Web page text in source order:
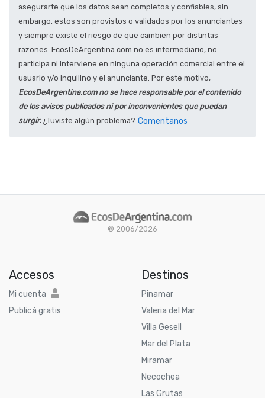
asegurarte que los datos sean completos y confiables, sin
embargo, estos son provistos o validados por los anunciantes
y siempre existe el riesgo de que cambien por distintas
razones. EcosDeArgentina.com no es intermediario, no
participa ni interviene en ninguna operación comercial entre el
usuario y/o inquilino y el anunciante. Por este motivo,
EcosDeArgentina.com no se hace responsable por el contenido
de los avisos publicados ni por inconvenientes que puedan
surgir. ¿Tuviste algún problema? Comentanos
© 2006/2026
Accesos
Mi cuenta
Publicá gratis
Destinos
Pinamar
Valeria del Mar
Villa Gesell
Mar del Plata
Miramar
Necochea
Las Grutas